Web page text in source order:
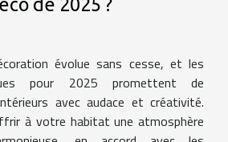
évolue sans cesse, et les
pour 2025 promettent de
avec audace et créativité.
à votre habitat une atmosphère